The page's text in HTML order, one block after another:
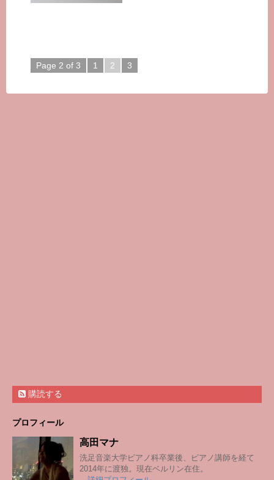
Page 2 of 3 1 2 3
購読する
プロフィール
高田マナ
洗足音楽大学ピアノ科卒業後、ピアノ講師を経て
2014年に渡独。現在ベルリン在住。